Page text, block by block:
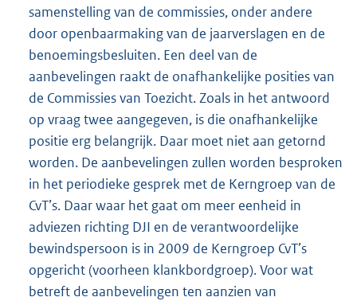
samenstelling van de commissies, onder andere
door openbaarmaking van de jaarverslagen en de
benoemingsbesluiten. Een deel van de
aanbevelingen raakt de onafhankelijke posities van
de Commissies van Toezicht. Zoals in het antwoord
op vraag twee aangegeven, is die onafhankelijke
positie erg belangrijk. Daar moet niet aan getornd
worden. De aanbevelingen zullen worden besproken
in het periodieke gesprek met de Kerngroep van de
CvT’s. Daar waar het gaat om meer eenheid in
adviezen richting DJI en de verantwoordelijke
bewindspersoon is in 2009 de Kerngroep CvT’s
opgericht (voorheen klankbordgroep). Voor wat
betreft de aanbevelingen ten aanzien van